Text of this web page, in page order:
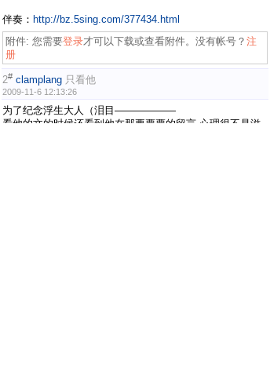
伴奏： http://bz.5sing.com/377434.html
附件: 您需要登录才可以下载或查看附件。没有帐号？ 注
册
2# clamplang 只看他
2009-11-6 12:13:26
为了纪念浮生大人（泪目——————
看他的文的时候还看到他在那要票票的留言 心理很不是滋